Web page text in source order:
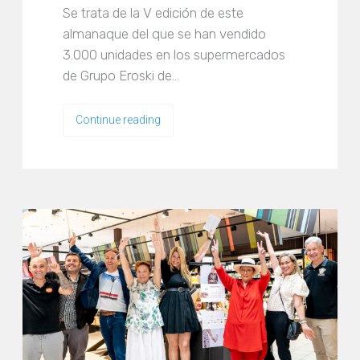
Se trata de la V edición de este
almanaque del que se han vendido
3.000 unidades en los supermercados
de Grupo Eroski de…
Continue reading